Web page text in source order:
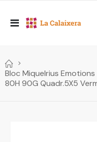
Toggle
Bloc Miquelrius
80H 90G Quadr.5X5